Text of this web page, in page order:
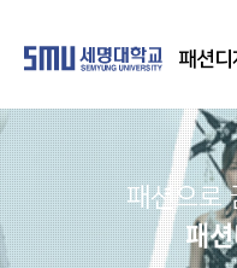
패션
패션으로
패